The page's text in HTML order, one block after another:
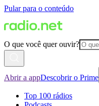
Pular para o conteúdo
O que você quer ouvir?
Abrir a appDescobrir o Prime
Top 100 rádios